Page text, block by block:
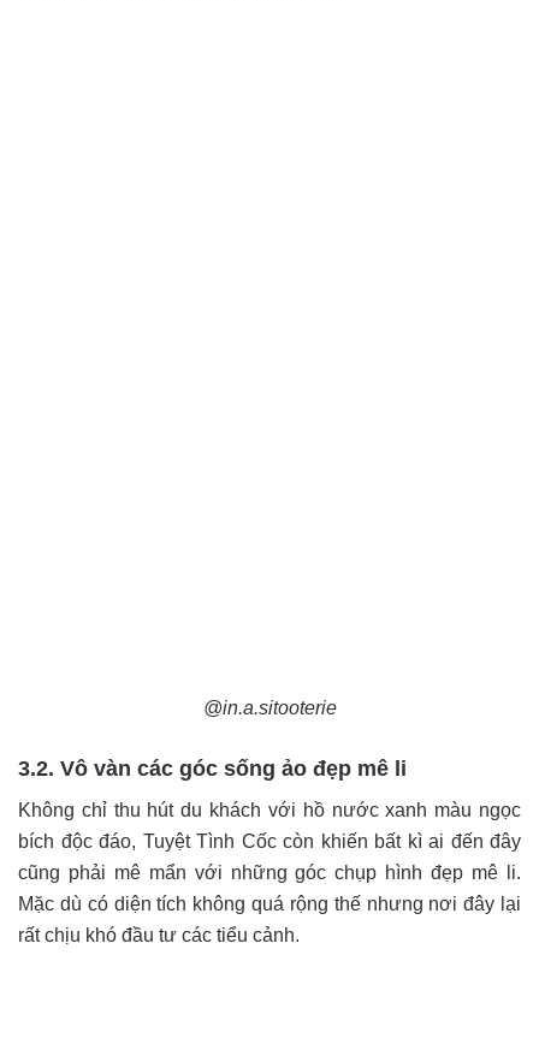
@in.a.sitooterie
3.2. Vô vàn các góc sống ảo đẹp mê li
Không chỉ thu hút du khách với hồ nước xanh màu ngọc
bích độc đáo, Tuyệt Tình Cốc còn khiến bất kì ai đến đây
cũng phải mê mẩn với những góc chụp hình đẹp mê li.
Mặc dù có diện tích không quá rộng thế nhưng nơi đây lại
rất chịu khó đầu tư các tiểu cảnh.